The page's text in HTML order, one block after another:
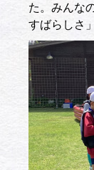
た。みんな
すばらしさ